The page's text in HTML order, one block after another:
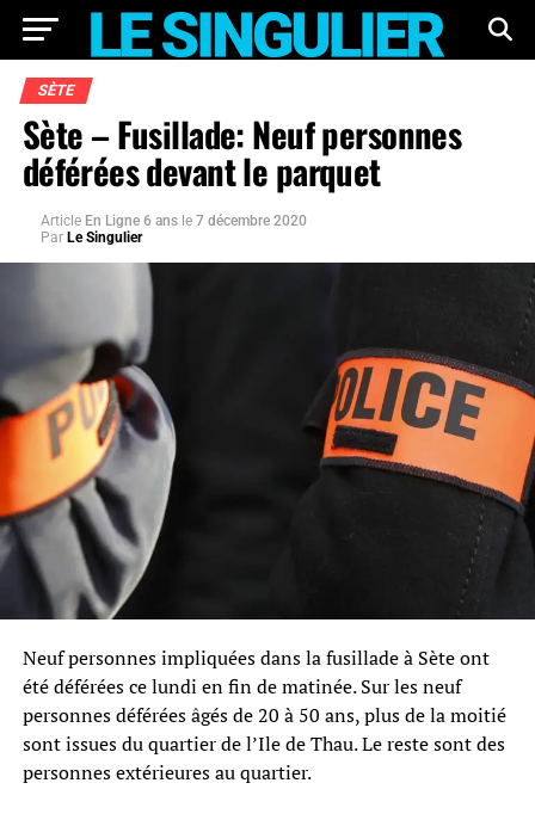
SÈTE
Sète – Fusillade: Neuf personnes
déférées devant le parquet
Article En Ligne 6 ans le 7 décembre 2020
Par Le Singulier
Neuf personnes impliquées dans la fusillade à Sète ont
été déférées ce lundi en fin de matinée. Sur les neuf
personnes déférées âgés de 20 à 50 ans, plus de la moitié
sont issues du quartier de l’Ile de Thau. Le reste sont des
personnes extérieures au quartier.